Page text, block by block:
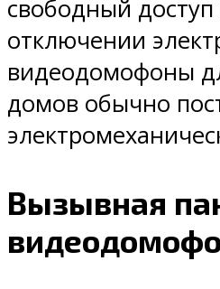
свободный доступ
отключении
видеодомофоны
домов обычно
Вызывная